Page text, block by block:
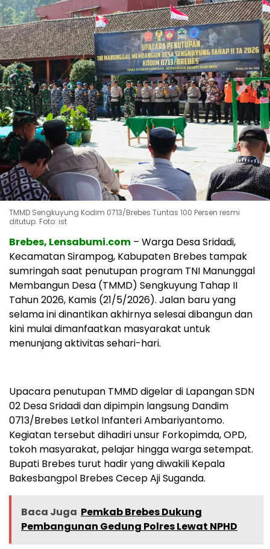
TMMD Sengkuyung Kodim 0713/Brebes Tuntas 100 Persen resmi
ditutup. Foto: ist
Brebes, Lensabumi.com – Warga Desa Sridadi,
Kecamatan Sirampog, Kabupaten Brebes tampak
sumringah saat penutupan program TNI Manunggal
Membangun Desa (TMMD) Sengkuyung Tahap II
Tahun 2026, Kamis (21/5/2026). Jalan baru yang
selama ini dinantikan akhirnya selesai dibangun dan
kini mulai dimanfaatkan masyarakat untuk
menunjang aktivitas sehari-hari.
Upacara penutupan TMMD digelar di Lapangan SDN
02 Desa Sridadi dan dipimpin langsung Dandim
0713/Brebes Letkol Infanteri Ambariyantomo.
Kegiatan tersebut dihadiri unsur Forkopimda, OPD,
tokoh masyarakat, pelajar hingga warga setempat.
Bupati Brebes turut hadir yang diwakili Kepala
Bakesbangpol Brebes Cecep Aji Suganda.
Baca Juga Pemkab Brebes Dukung
Pembangunan Gedung Polres Lewat NPHD